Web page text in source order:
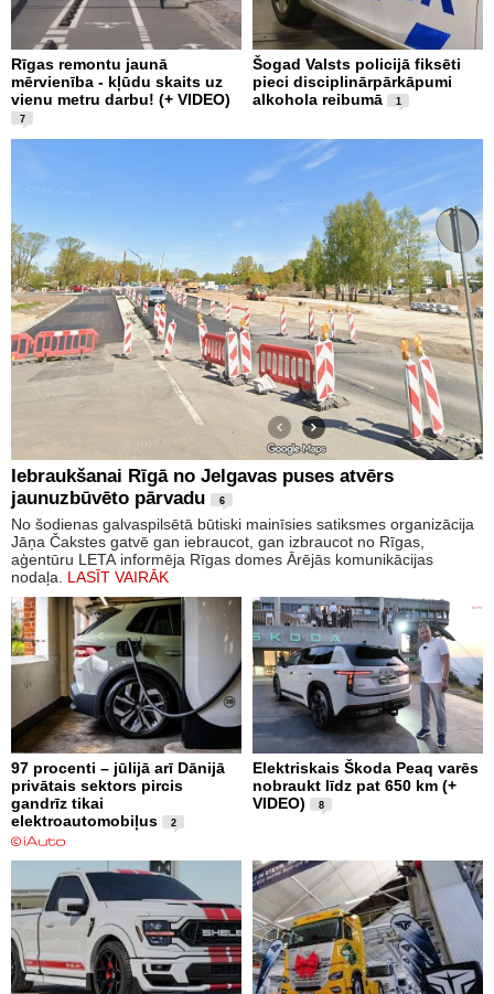
Rīgas remontu jaunā
mērvienība - kļūdu skaits uz
vienu metru darbu! (+ VIDEO)
7
Šogad Valsts policijā fiksēti
pieci disciplinārpārkāpumi
alkohola reibumā
1
Iebraukšanai Rīgā no Jelgavas puses atvērs
jaunuzbūvēto pārvadu
6
No šodienas galvaspilsētā būtiski mainīsies satiksmes organizācija
Jāņa Čakstes gatvē gan iebraucot, gan izbraucot no Rīgas,
aģentūru LETA informēja Rīgas domes Ārējās komunikācijas
nodaļa. LASĪT VAIRĀK
97 procenti – jūlijā arī Dānijā
privātais sektors pircis
gandrīz tikai
elektroautomobiļus
2
Elektriskais Škoda Peaq varēs
nobraukt līdz pat 650 km (+
VIDEO)
8